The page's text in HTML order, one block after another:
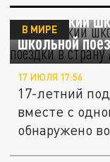
Британский
школьной
В МИРЕ
17 ИЮЛЯ 17:56
17-летний
вместе с
обнаружено